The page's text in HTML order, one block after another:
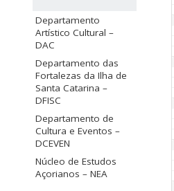
Departamento
Artístico Cultural –
DAC
Departamento das
Fortalezas da Ilha de
Santa Catarina –
DFISC
Departamento de
Cultura e Eventos –
DCEVEN
Núcleo de Estudos
Açorianos – NEA